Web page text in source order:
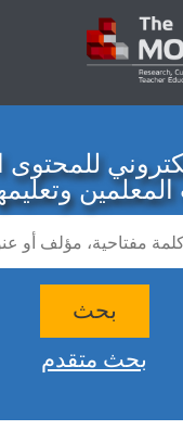
للمحتوى
بحث
بحث متقدم